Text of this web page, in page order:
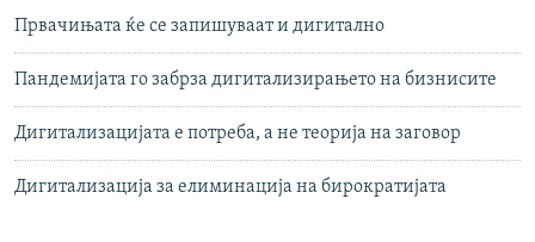
Првачињата ќе се запишуваат и дигитално
Пандемијата го забрза дигитализирањето на бизнисите
Дигитализацијата е потреба, а не теорија на заговор
Дигитализација за елиминација на бирократијата